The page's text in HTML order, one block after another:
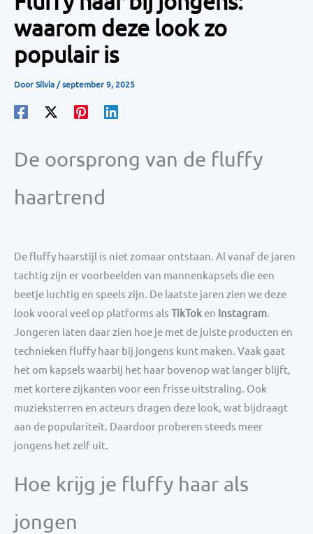
waarom deze look zo
populair is
DoorSilvia/september 9, 2025
De oorsprong van de fluffy
haartrend
De fluffy haarstijl is niet zomaar ontstaan. Al vanaf de jaren
tachtig zijn er voorbeelden van mannenkapsels die een
beetje luchtig en speels zijn. De laatste jaren zien we deze
look vooral veel op platforms als TikToken Instagram.
Jongeren laten daar zien hoe je met de juiste producten en
technieken fluffy haar bij jongens kunt maken. Vaak gaat
het om kapsels waarbij het haar bovenop wat langer blijft,
met kortere zijkanten voor een frisse uitstraling. Ook
muzieksterren en acteurs dragen deze look, wat bijdraagt
aan de populariteit. Daardoor proberen steeds meer
jongens het zelf uit.
Hoe krijg je fluffy haar als
jongen